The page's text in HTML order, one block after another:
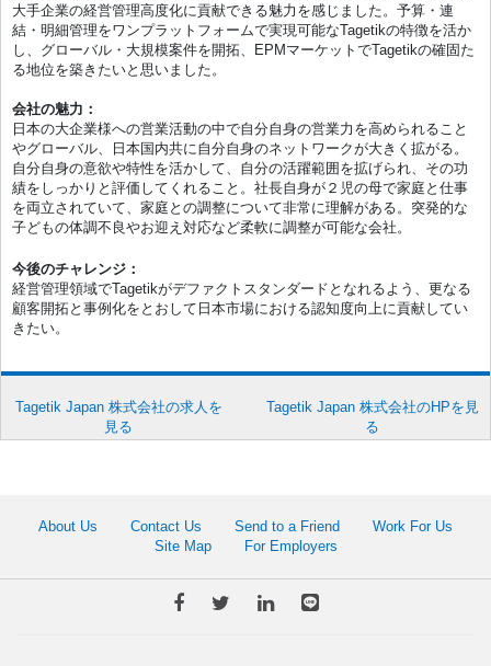
大手企業の経営管理高度化に貢献できる魅力を感じました。予算・連
結・明細管理をワンプラットフォームで実現可能なTagetikの特徴を活か
し、グローバル・大規模案件を開拓、EPMマーケットでTagetikの確固た
る地位を築きたいと思いました。
会社の魅力：
日本の大企業様への営業活動の中で自分自身の営業力を高められること
やグローバル、日本国内共に自分自身のネットワークが大きく拡がる。
自分自身の意欲や特性を活かして、自分の活躍範囲を拡げられ、その功
績をしっかりと評価してくれること。社長自身が２児の母で家庭と仕事
を両立されていて、家庭との調整について非常に理解がある。突発的な
子どもの体調不良やお迎え対応など柔軟に調整が可能な会社。
今後のチャレンジ：
経営管理領域でTagetikがデファクトスタンダードとなれるよう、更なる
顧客開拓と事例化をとおして日本市場における認知度向上に貢献してい
きたい。
Tagetik Japan 株式会社の求人を
見る
Tagetik Japan 株式会社のHPを見
る
About Us Contact Us Send to a Friend
Work For Us
Site Map
For Employers